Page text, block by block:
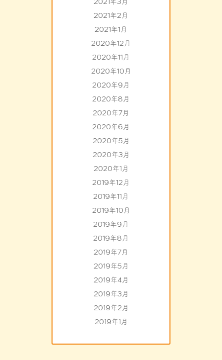
2021年2月
2021年1月
2020年12月
2020年11月
2020年10月
2020年9月
2020年8月
2020年7月
2020年6月
2020年5月
2020年3月
2020年1月
2019年12月
2019年11月
2019年10月
2019年9月
2019年8月
2019年7月
2019年5月
2019年4月
2019年3月
2019年2月
2019年1月